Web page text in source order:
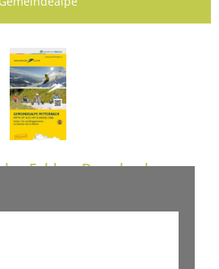
Folder - Download